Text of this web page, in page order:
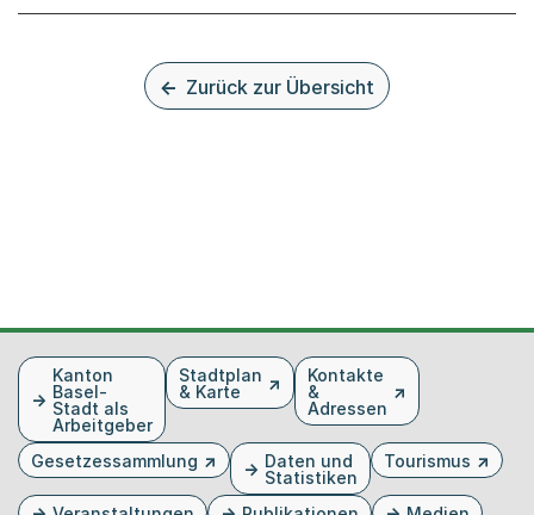
Zurück zur Übersicht
FusszeileKanton
Basel-
Stadt als
Arbeitgeber
Stadtplan
& Karte
Kontakte
&
Adressen
Gesetzessammlung
Daten und
Statistiken
Tourismus